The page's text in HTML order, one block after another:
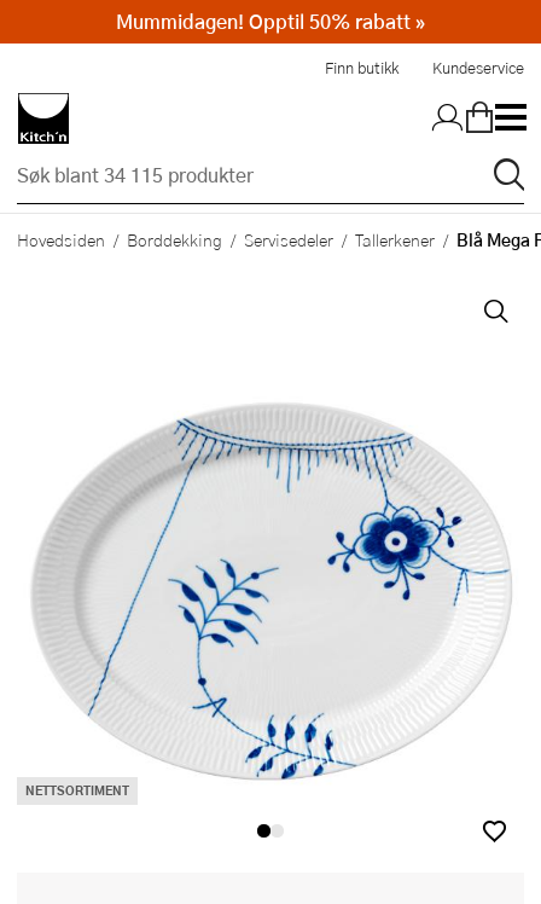
Finn butikk Kundeservice
Hovedsiden Borddekking Servisedeler Tallerkener Blå Mega
NETTSORTIMENT
Mummidagen! Opptil 50% rabatt »